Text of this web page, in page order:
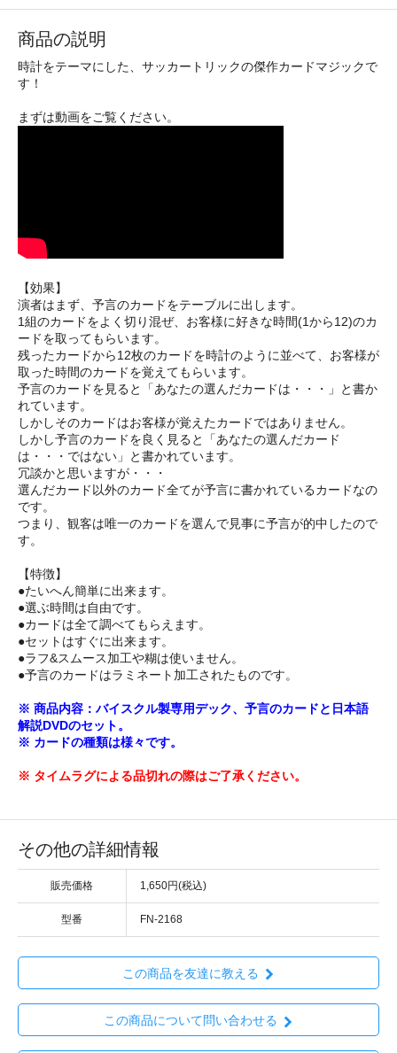
商品の説明
時計をテーマにした、サッカートリックの傑作カードマジックで
す！
まずは動画をご覧ください。
【効果】
演者はまず、予言のカードをテーブルに出します。
1組のカードをよく切り混ぜ、お客様に好きな時間(1から12)のカ
ードを取ってもらいます。
残ったカードから12枚のカードを時計のように並べて、お客様が
取った時間のカードを覚えてもらいます。
予言のカードを見ると「あなたの選んだカードは・・・」と書か
れています。
しかしそのカードはお客様が覚えたカードではありません。
しかし予言のカードを良く見ると「あなたの選んだカード
は・・・ではない」と書かれています。
冗談かと思いますが・・・
選んだカード以外のカード全てが予言に書かれているカードなの
です。
つまり、観客は唯一のカードを選んで見事に予言が的中したので
す。
【特徴】
●たいへん簡単に出来ます。
●選ぶ時間は自由です。
●カードは全て調べてもらえます。
●セットはすぐに出来ます。
●ラフ&スムース加工や糊は使いません。
●予言のカードはラミネート加工されたものです。
※ 商品内容：バイスクル製専用デック、予言のカードと日本語
解説DVDのセット。
※ カードの種類は様々です。
※ タイムラグによる品切れの際はご了承ください。
その他の詳細情報
販売価格 1,650円(税込)
型番 FN-2168
この商品を友達に教える
この商品について問い合わせる